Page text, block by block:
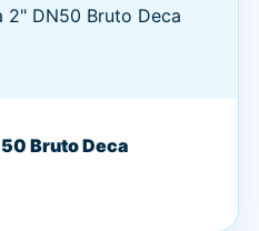
Bruto Deca